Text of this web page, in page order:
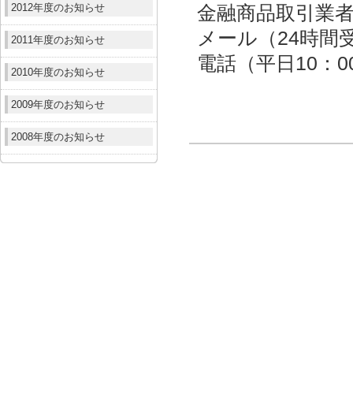
2012年度のお知らせ
2011年度のお知らせ
2010年度のお知らせ
2009年度のお知らせ
2008年度のお知らせ
金融商品取引業
メール（24時間
電話（平日10：